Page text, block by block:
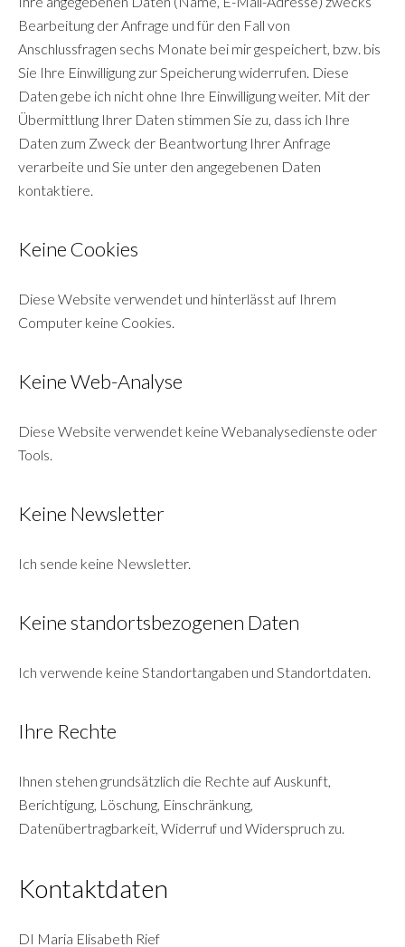
Bearbeitung der Anfrage und für den Fall von
Anschlussfragen sechs Monate bei mir gespeichert, bzw. bis
Sie Ihre Einwilligung zur Speicherung widerrufen. Diese
Daten gebe ich nicht ohne Ihre Einwilligung weiter. Mit der
Übermittlung Ihrer Daten stimmen Sie zu, dass ich Ihre
Daten zum Zweck der Beantwortung Ihrer Anfrage
verarbeite und Sie unter den angegebenen Daten
kontaktiere.
Keine Cookies
Diese Website verwendet und hinterlässt auf Ihrem
Computer keine Cookies.
Keine Web-Analyse
Diese Website verwendet keine Webanalysedienste oder
Tools.
Keine Newsletter
Ich sende keine Newsletter.
Keine standortsbezogenen Daten
Ich verwende keine Standortangaben und Standortdaten.
Ihre Rechte
Ihnen stehen grundsätzlich die Rechte auf Auskunft,
Berichtigung, Löschung, Einschränkung,
Datenübertragbarkeit, Widerruf und Widerspruch zu.
Kontaktdaten
DI Maria Elisabeth Rief